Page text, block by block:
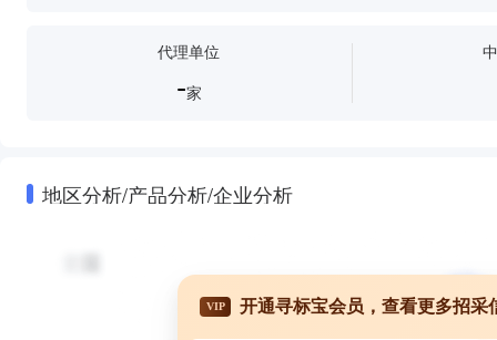
代理单位
-家
地区分析/产品分析/企业分析
VIP 开通寻标宝会员，查看更多招采